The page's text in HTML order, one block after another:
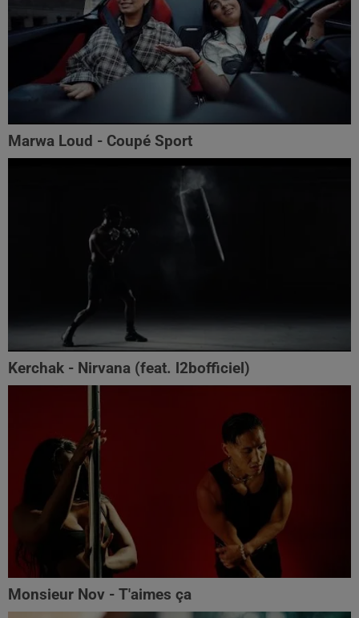
Marwa Loud - Coupé Sport
Kerchak - Nirvana (feat. ‪l2bofficiel‬)
Monsieur Nov - T'aimes ça